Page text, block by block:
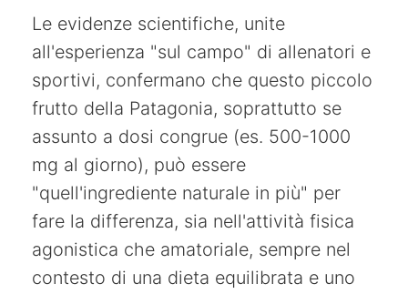
Le evidenze scientifiche, unite
all'esperienza "sul campo" di allenatori e
sportivi, confermano che questo piccolo
frutto della Patagonia, soprattutto se
assunto a dosi congrue (es. 500-1000
mg al giorno), può essere
"quell'ingrediente naturale in più" per
fare la differenza, sia nell'attività fisica
agonistica che amatoriale, sempre nel
contesto di una dieta equilibrata e uno